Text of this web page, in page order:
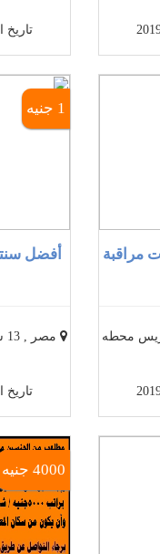
تاريخ
مراقبة
محطه
1 جنيه
تاريخ
4000 جنيه